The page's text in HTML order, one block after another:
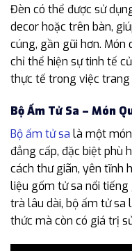
Đèn có thể được sử
decor hoặc trên bàn,
cúng, gần gũi hơn.
chỉ thể hiện sự tinh tế
thực tế trong việc trang
Bộ Ấm Tử Sa – Món
Bộ ấm tử sa là một
đẳng cấp, đặc biệt phù
cách thư giãn, yên tĩnh
liệu gốm tử sa nổi
trà lâu dài, bộ ấm tử sa
thức mà còn có giá trị